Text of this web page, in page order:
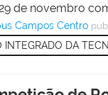
de novembro
Campos Centro
INTEGRADO DA